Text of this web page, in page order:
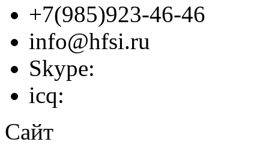
+7(985)923-46-46
info@hfsi.ru
Skype:
icq:
Сайт